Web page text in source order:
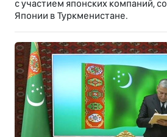
с участием японских компаний,
Японии в Туркменистане.